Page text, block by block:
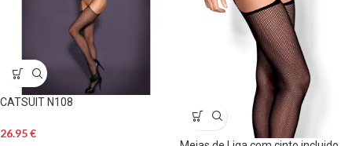
CATSUIT N108
26.95€